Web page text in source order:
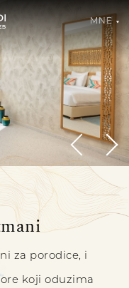
MNE
za porodice, i
koji oduzima